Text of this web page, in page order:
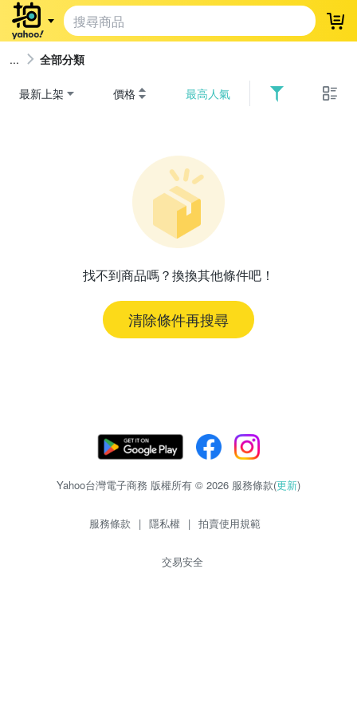
登
全部分類
最新上架 價格 最高人氣
找不到商品嗎？換換其他條件吧！
清除條件再搜尋
Yahoo台灣電子商務 版權所有 © 2026 服務條款(更新)
服務條款 | 隱私權 | 拍賣使用規範
交易安全